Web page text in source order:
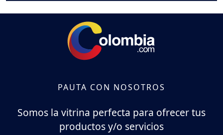
PAUTA CON NOSOTROS
Somos la vitrina perfecta para ofrecer tus
productos y/o servicios